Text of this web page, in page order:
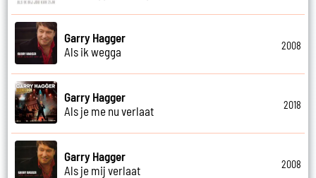
Garry Hagger
Als ik wegga
2008
Garry Hagger
Als je me nu verlaat
2018
Garry Hagger
Als je mij verlaat
2008